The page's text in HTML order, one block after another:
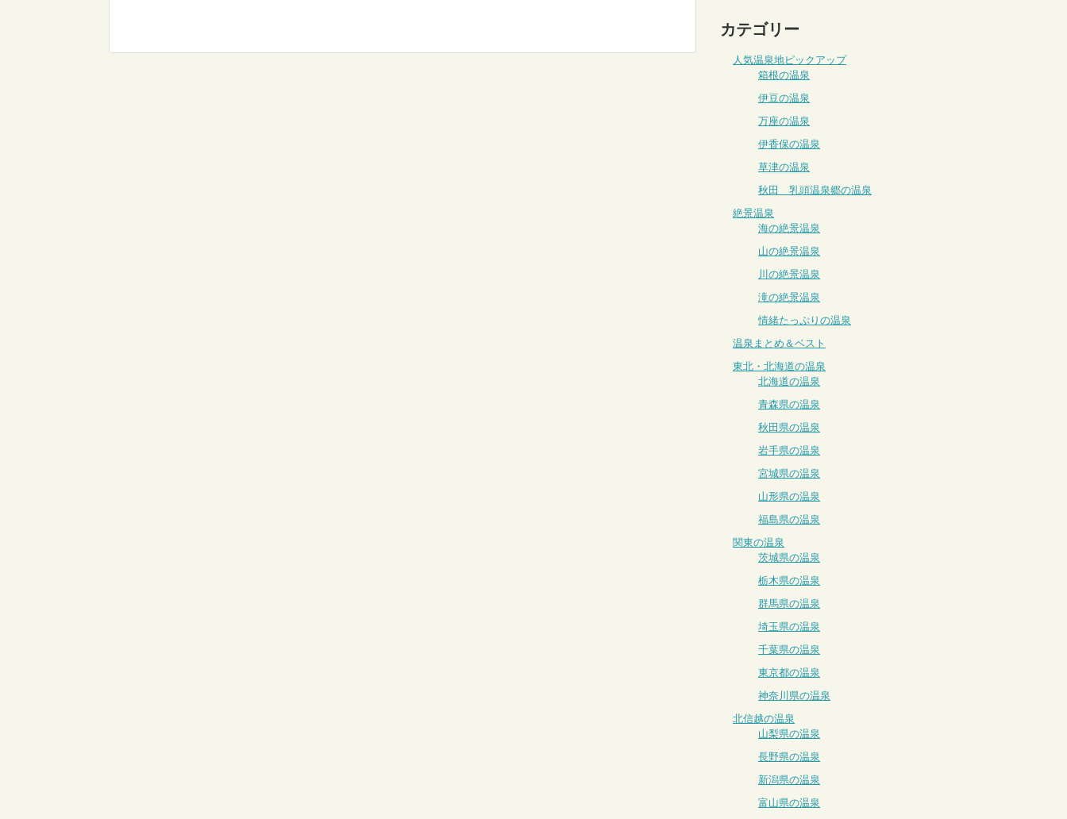
カテゴリー
人気温泉地ピックアップ
箱根の温泉
伊豆の温泉
万座の温泉
伊香保の温泉
草津の温泉
秋田 乳頭温泉郷の温泉
絶景温泉
海の絶景温泉
山の絶景温泉
川の絶景温泉
滝の絶景温泉
情緒たっぷりの温泉
温泉まとめ＆ベスト
東北・北海道の温泉
北海道の温泉
青森県の温泉
秋田県の温泉
岩手県の温泉
宮城県の温泉
山形県の温泉
福島県の温泉
関東の温泉
茨城県の温泉
栃木県の温泉
群馬県の温泉
埼玉県の温泉
千葉県の温泉
東京都の温泉
神奈川県の温泉
北信越の温泉
山梨県の温泉
長野県の温泉
新潟県の温泉
富山県の温泉